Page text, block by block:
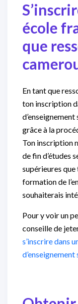
école
que
En tant que
ton inscription
grâce à la
Ton inscription
de fin d’études
supérieures que
formation de
souhaiterais
Pour y voir un
conseille de
s’inscrire dans